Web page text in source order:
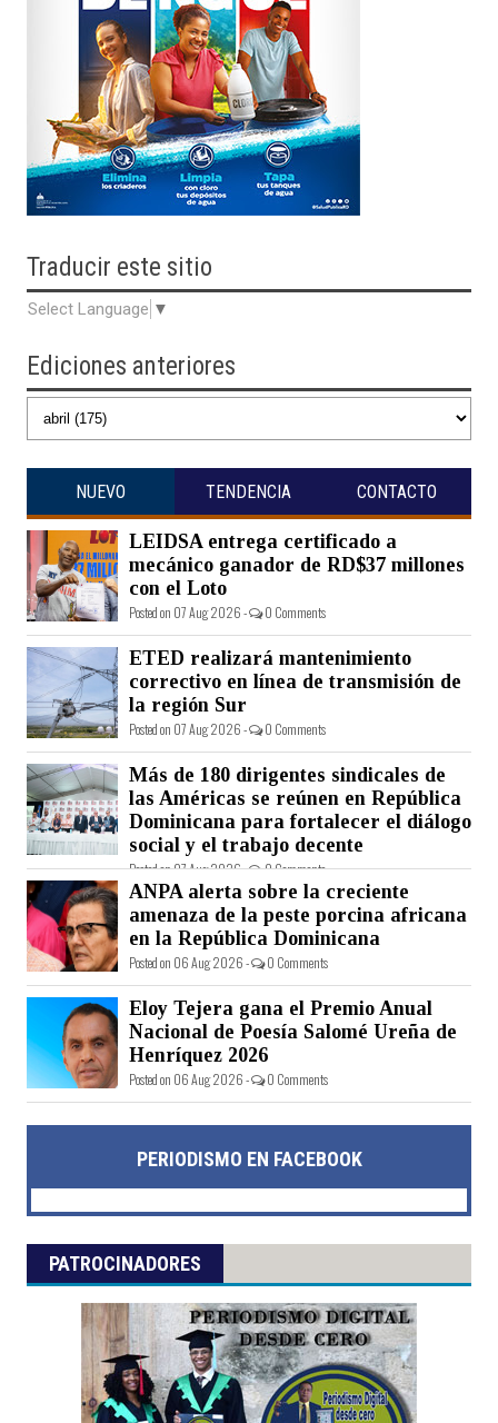
Traducir este sitio
Select Language ▼
Ediciones anteriores
NUEVO TENDENCIA CONTACTO
LEIDSA entrega certificado a
mecánico ganador de RD$37 millones
con el Loto
Posted on 07 Aug 2026 - 0 Comments
ETED realizará mantenimiento
correctivo en línea de transmisión de
la región Sur
Posted on 07 Aug 2026 - 0 Comments
Más de 180 dirigentes sindicales de
las Américas se reúnen en República
Dominicana para fortalecer el diálogo
social y el trabajo decente
Posted on 07 Aug 2026 - 0 Comments
ANPA alerta sobre la creciente
amenaza de la peste porcina africana
en la República Dominicana
Posted on 06 Aug 2026 - 0 Comments
Eloy Tejera gana el Premio Anual
Nacional de Poesía Salomé Ureña de
Henríquez 2026
Posted on 06 Aug 2026 - 0 Comments
PERIODISMO EN FACEBOOK
PATROCINADORES